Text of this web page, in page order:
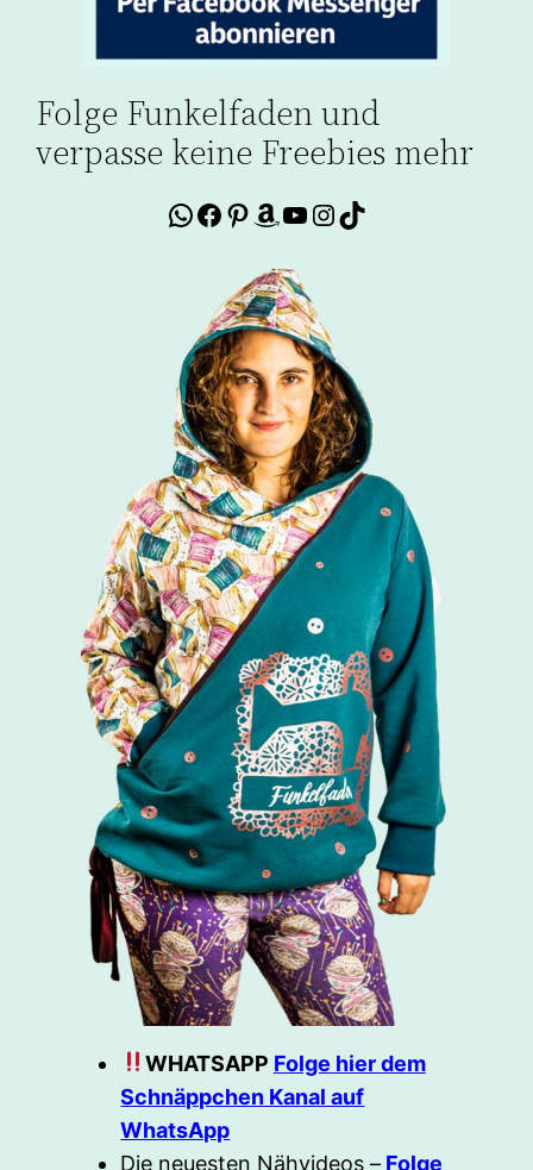
Folge Funkelfaden und
verpasse keine Freebies mehr
WhatsApp
Facebook
Pinterest
Amazon
YouTube
Instagram
TikTok
WHATSAPP Folge hier dem
Schnäppchen Kanal auf
WhatsApp
Die neuesten Nähvideos – Folge